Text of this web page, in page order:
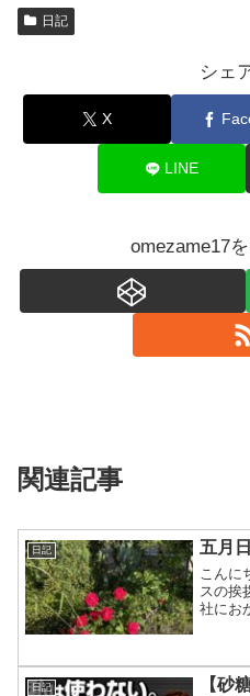
日記
シェ
X
LINE
omezame17
関連記事
日記 五月
こんに
スの
社にお
季節
です。
夏。
日記
【砂